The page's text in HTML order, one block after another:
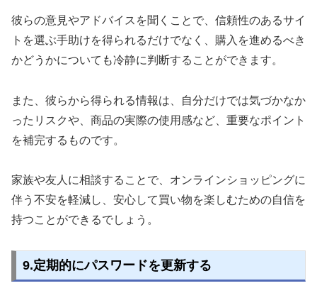
彼らの意見やアドバイスを聞くことで、信頼性のあるサイ
トを選ぶ手助けを得られるだけでなく、購入を進めるべき
かどうかについても冷静に判断することができます。
また、彼らから得られる情報は、自分だけでは気づかなか
ったリスクや、商品の実際の使用感など、重要なポイント
を補完するものです。
家族や友人に相談することで、オンラインショッピングに
伴う不安を軽減し、安心して買い物を楽しむための自信を
持つことができるでしょう。
9.定期的にパスワードを更新する